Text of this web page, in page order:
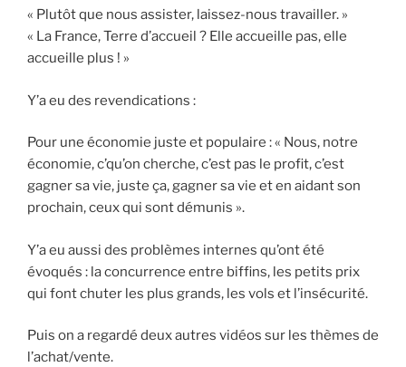
« Plutôt que nous assister, laissez-nous travailler. »
« La France, Terre d’accueil ? Elle accueille pas, elle
accueille plus ! »
Y’a eu des revendications :
Pour une économie juste et populaire : « Nous, notre
économie, c’qu’on cherche, c’est pas le profit, c’est
gagner sa vie, juste ça, gagner sa vie et en aidant son
prochain, ceux qui sont démunis ».
Y’a eu aussi des problèmes internes qu’ont été
évoqués : la concurrence entre biffins, les petits prix
qui font chuter les plus grands, les vols et l’insécurité.
Puis on a regardé deux autres vidéos sur les thèmes de
l’achat/vente.